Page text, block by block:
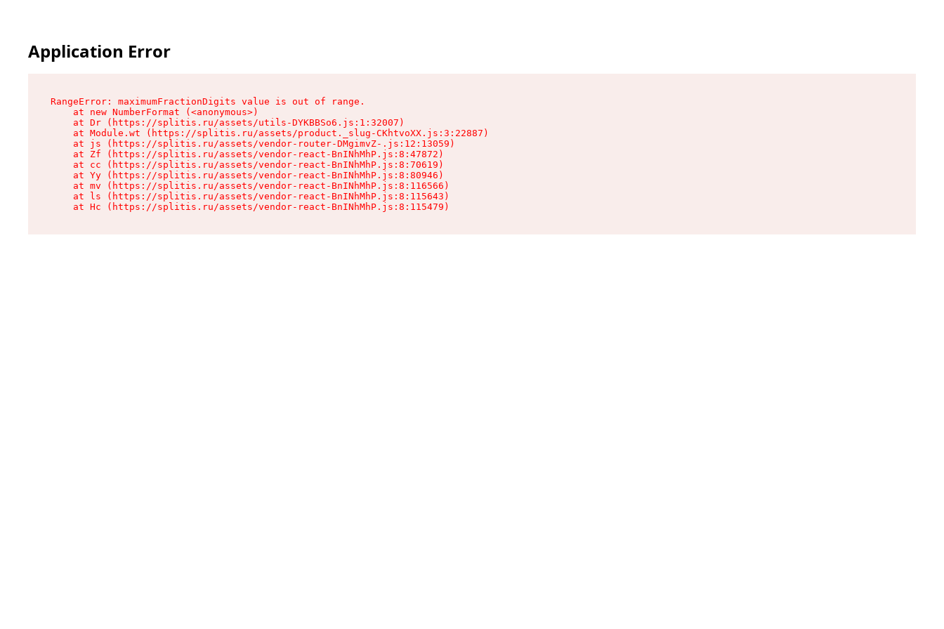
Application Error
RangeError: maximumFractionDigits value is out of range.
    at new NumberFormat (<anonymous>)
    at Dr (https://splitis.ru/assets/utils-DYKBBSo6.js:1:32007)
    at Module.wt (https://splitis.ru/assets/product._slug-CKhtvoXX.js:3:22887)
    at js (https://splitis.ru/assets/vendor-router-DMgimvZ-.js:12:13059)
    at Zf (https://splitis.ru/assets/vendor-react-BnINhMhP.js:8:47872)
    at cc (https://splitis.ru/assets/vendor-react-BnINhMhP.js:8:70619)
    at Yy (https://splitis.ru/assets/vendor-react-BnINhMhP.js:8:80946)
    at mv (https://splitis.ru/assets/vendor-react-BnINhMhP.js:8:116566)
    at ls (https://splitis.ru/assets/vendor-react-BnINhMhP.js:8:115643)
    at Hc (https://splitis.ru/assets/vendor-react-BnINhMhP.js:8:115479)